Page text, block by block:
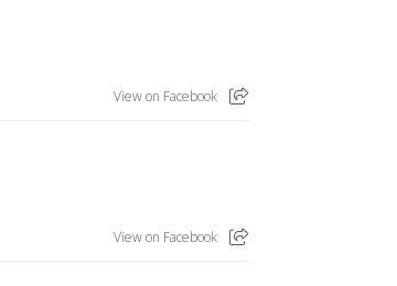
View on Facebook
View on Facebook